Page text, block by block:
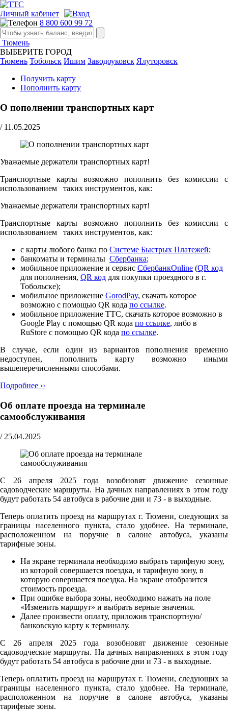
Личный кабинет
8 800 600 99 72
Тюмень
ВЫБЕРИТЕ ГОРОД
Тюмень Тобольск Ишим Заводоуковск Ялуторовск
Получить карту
Пополнить карту
О пополнении транспортных карт
/ 11.05.2025
Уважаемые держатели транспортных карт!
Транспортные карты возможно пополнить без комиссии с
использованием таких инструментов, как:
Уважаемые держатели транспортных карт!
Транспортные карты возможно пополнить без комиссии с
использованием таких инструментов, как:
с карты любого банка по Cистеме Быстрых Платежей;
банкоматы и терминалы Сбербанка;
мобильное приложение и сервис СбербанкOnline (QR код
для пополнения, QR код для покупки проездного в г.
Тобольске);
мобильное приложение GorodPay, скачать которое
возможно с помощью QR кода по ссылке.
мобильное приложение ТТС, скачать которое возможно в
Google Play с помощью QR кода по ссылке, либо в
RuStore с помощью QR кода по ссылке.
В случае, если один из вариантов пополнения временно
недоступен, пополнить карту возможно иными
вышеперечисленными способами.
Подробнее ››
Об оплате проезда на терминале
самообслуживания
/ 25.04.2025
С 26 апреля 2025 года возобновят движение сезонные
садоводческие маршруты. На дачных направлениях в этом году
будут работать 54 автобуса в рабочие дни и 73 - в выходные.
Теперь оплатить проезд на маршрутах г. Тюмени, следующих за
границы населенного пункта, стало удобнее. На терминале,
расположенном на поручне в салоне автобуса, указаны
тарифные зоны.
На экране терминала необходимо выбрать тарифную зону,
из которой совершается поездка, и тарифную зону, в
которую совершается поездка. На экране отобразится
стоимость проезда.
При ошибке выбора зоны, необходимо нажать на поле
«Изменить маршрут» и выбрать верные значения.
Далее произвести оплату, приложив транспортную/
банковскую карту к терминалу.
С 26 апреля 2025 года возобновят движение сезонные
садоводческие маршруты. На дачных направлениях в этом году
будут работать 54 автобуса в рабочие дни и 73 - в выходные.
Теперь оплатить проезд на маршрутах г. Тюмени, следующих за
границы населенного пункта, стало удобнее. На терминале,
расположенном на поручне в салоне автобуса, указаны
тарифные зоны.